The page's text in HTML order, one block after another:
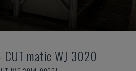
CUT matic WJ 3020